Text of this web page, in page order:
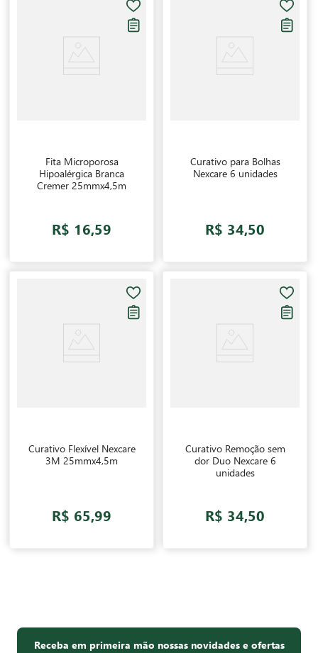
Fita Microporosa
Hipoalérgica Branca
Cremer 25mmx4,5m
R$ 16,59
Curativo para Bolhas
Nexcare 6 unidades
R$ 34,50
Curativo Flexível Nexcare
3M 25mmx4,5m
R$ 65,99
Curativo Remoção sem
dor Duo Nexcare 6
unidades
R$ 34,50
Receba em primeira mão nossas novidades e ofertas